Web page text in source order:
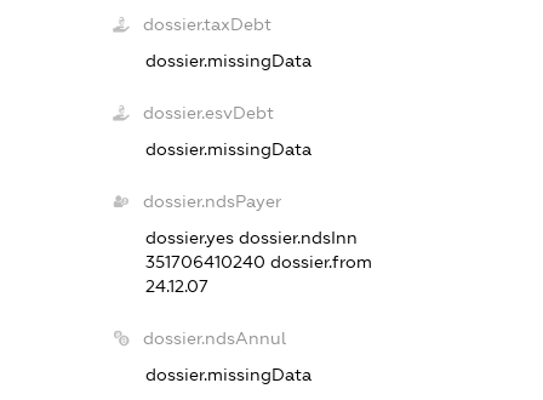
dossier.taxDebt
dossier.missingData
dossier.esvDebt
dossier.missingData
dossier.ndsPayer
dossier.yesdossier.ndsInn
351706410240dossier.from
24.12.07
dossier.ndsAnnul
dossier.missingData